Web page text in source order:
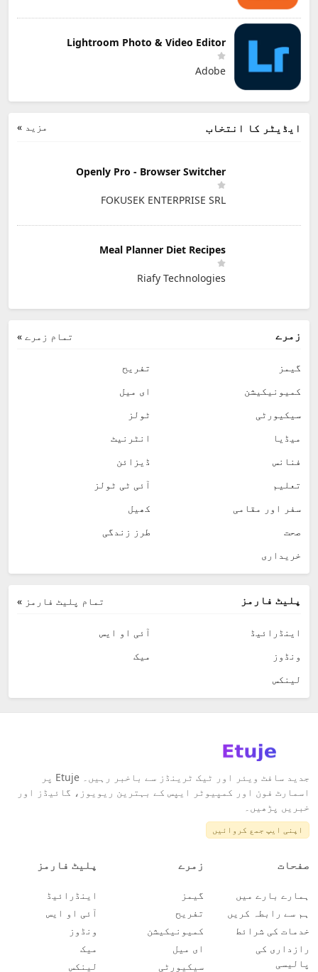
Lightroom Photo & Video Editor
Adobe
مزید » ایڈیٹر کا انتخاب
Openly Pro - Browser Switcher
FOKUSEK ENTERPRISE SRL
Meal Planner Diet Recipes
Riafy Technologies
تمام زمرے » زمرے
گیمز
تفریح
کمیونیکیشن
ای میل
سیکیورٹی
ٹولز
میڈیا
انٹرنیٹ
فنانس
ڈیزائن
تعلیم
آئی ٹی ٹولز
سفر اور مقامی
کھیل
صحت
طرز زندگی
خریداری
تمام پلیٹ فارمز » پلیٹ فارمز
اینڈرائیڈ
آئی او ایس
ونڈوز
میک
لینکس
جدید سافٹ ویئر اور ٹیک ٹرینڈز سے باخبر رہیں۔ Etuje پر
اسمارٹ فون اور کمپیوٹر ایپس کے بہترین ریویوز، گائیڈز اور
خبریں پڑھیں۔
اپنی ایپ جمع کروائیں
صفحات
ہمارے بارے میں
ہم سے رابطہ کریں
خدمات کی شرائط
رازداری کی
پالیسی
زمرے
گیمز
تفریح
کمیونیکیشن
ای میل
سیکیورٹی
پلیٹ فارمز
اینڈرائیڈ
آئی او ایس
ونڈوز
میک
لینکس